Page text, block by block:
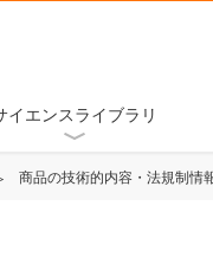
イエンスライブラリ
商品の技術的内容・法規制情